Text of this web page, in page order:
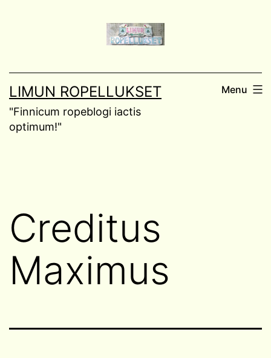
LIMUN ROPELLUKSET
"Finnicum ropeblogi iactis
optimum!"
Menu
Creditus
Maximus